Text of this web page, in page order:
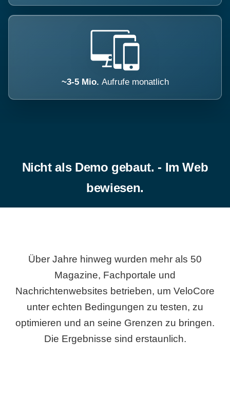
~3-5 Mio. Aufrufe monatlich
Nicht als Demo gebaut. - Im Web
bewiesen.
Über Jahre hinweg wurden mehr als 50
Magazine, Fachportale und
Nachrichtenwebsites betrieben, um VeloCore
unter echten Bedingungen zu testen, zu
optimieren und an seine Grenzen zu bringen.
Die Ergebnisse sind erstaunlich.